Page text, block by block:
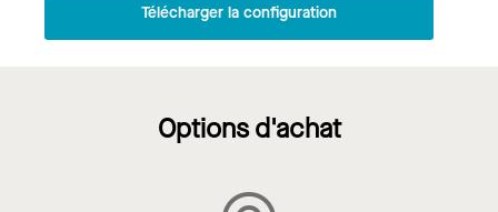
Télécharger la configuration
Options d'achat